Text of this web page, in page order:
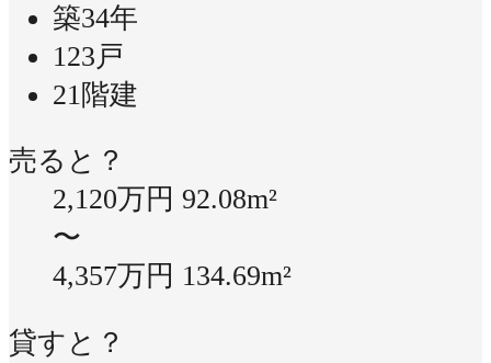
築34年
123戸
21階建
売ると？
2,120万円 92.08m²
〜
4,357万円 134.69m²
貸すと？